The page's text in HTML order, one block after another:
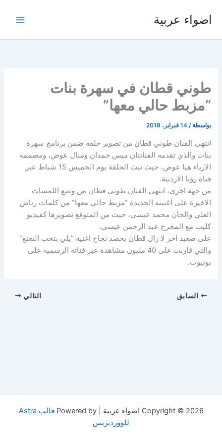
اضواء عربية
طوني قطان في سهرة بنات
“مزبط حالي معها”
بواسطة /14 فبراير، 2018
انتهى الفنان طوني قطان من تصوير حلقة ضمن برنامج سهرة
بنات والذي تقدمه الفنانتان ميس حمدان ومنال عوض، ومصممة
الازياء هيا عوض، حيث تبث الحلقة يوم الخميس 15 شباط عبر
قناة رؤيا الاردنية.
من جهة اخرى، انتهى الفنان طوني قطان من وضع اللمسات
الاخيرة على اغنيته الجديدة “مزبط حالي معها” من كلمات رياض
العلي والحان محمد عيسى، حيث من المتوقع تصويرها كفيديو
كليب مع المخرج عبد الرحمن عيسى.
على صعيد اخر لا زال قطان يحصد نجاح اغنية “يلي بتحب النعنع”
والتي قاربت على 40 مليون مشاهدة عبر قناته الرسمية على
يوتيوب.
السابق التالي
Copyright © 2026 اضواء عربية | Powered by
قالب Astra
للووردبريس